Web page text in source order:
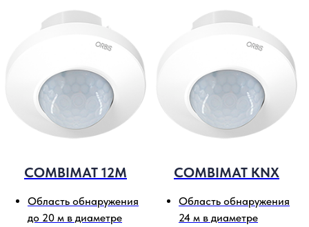
COMBIMAT 12M
Область обнаружения
до 20 м в диаметре
COMBIMAT KNX
Область обнаружения
24 м в диаметре